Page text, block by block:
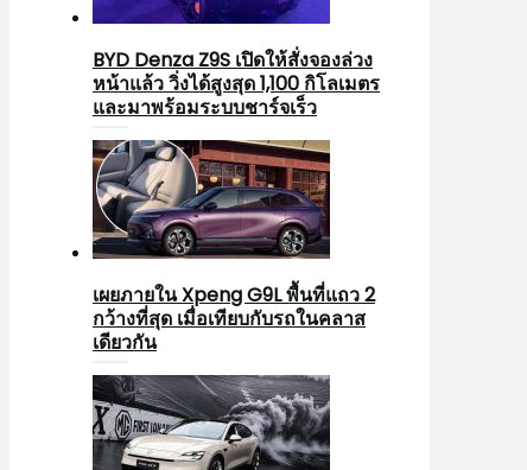
BYD Denza Z9S เปิดให้สั่งจองล่วง
หน้าแล้ว วิ่งได้สูงสุด 1,100 กิโลเมตร
และมาพร้อมระบบชาร์จเร็ว
เผยภายใน Xpeng G9L พื้นที่แถว 2
กว้างที่สุด เมื่อเทียบกับรถในคลาส
เดียวกัน